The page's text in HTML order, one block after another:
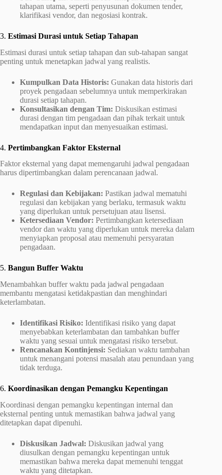
tahapan utama, seperti penyusunan dokumen tender,
klarifikasi vendor, dan negosiasi kontrak.
3. Estimasi Durasi untuk Setiap Tahapan
Estimasi durasi untuk setiap tahapan dan sub-tahapan sangat
penting untuk menetapkan jadwal yang realistis.
Kumpulkan Data Historis: Gunakan data historis dari
proyek pengadaan sebelumnya untuk memperkirakan
durasi setiap tahapan.
Konsultasikan dengan Tim: Diskusikan estimasi
durasi dengan tim pengadaan dan pihak terkait untuk
mendapatkan input dan menyesuaikan estimasi.
4. Pertimbangkan Faktor Eksternal
Faktor eksternal yang dapat memengaruhi jadwal pengadaan
harus dipertimbangkan dalam perencanaan jadwal.
Regulasi dan Kebijakan: Pastikan jadwal mematuhi
regulasi dan kebijakan yang berlaku, termasuk waktu
yang diperlukan untuk persetujuan atau lisensi.
Ketersediaan Vendor: Pertimbangkan ketersediaan
vendor dan waktu yang diperlukan untuk mereka dalam
menyiapkan proposal atau memenuhi persyaratan
pengadaan.
5. Bangun Buffer Waktu
Menambahkan buffer waktu pada jadwal pengadaan
membantu mengatasi ketidakpastian dan menghindari
keterlambatan.
Identifikasi Risiko: Identifikasi risiko yang dapat
menyebabkan keterlambatan dan tambahkan buffer
waktu yang sesuai untuk mengatasi risiko tersebut.
Rencanakan Kontinjensi: Sediakan waktu tambahan
untuk menangani potensi masalah atau penundaan yang
tidak terduga.
6. Koordinasikan dengan Pemangku Kepentingan
Koordinasi dengan pemangku kepentingan internal dan
eksternal penting untuk memastikan bahwa jadwal yang
ditetapkan dapat dipenuhi.
Diskusikan Jadwal: Diskusikan jadwal yang
diusulkan dengan pemangku kepentingan untuk
memastikan bahwa mereka dapat memenuhi tenggat
waktu yang ditetapkan.